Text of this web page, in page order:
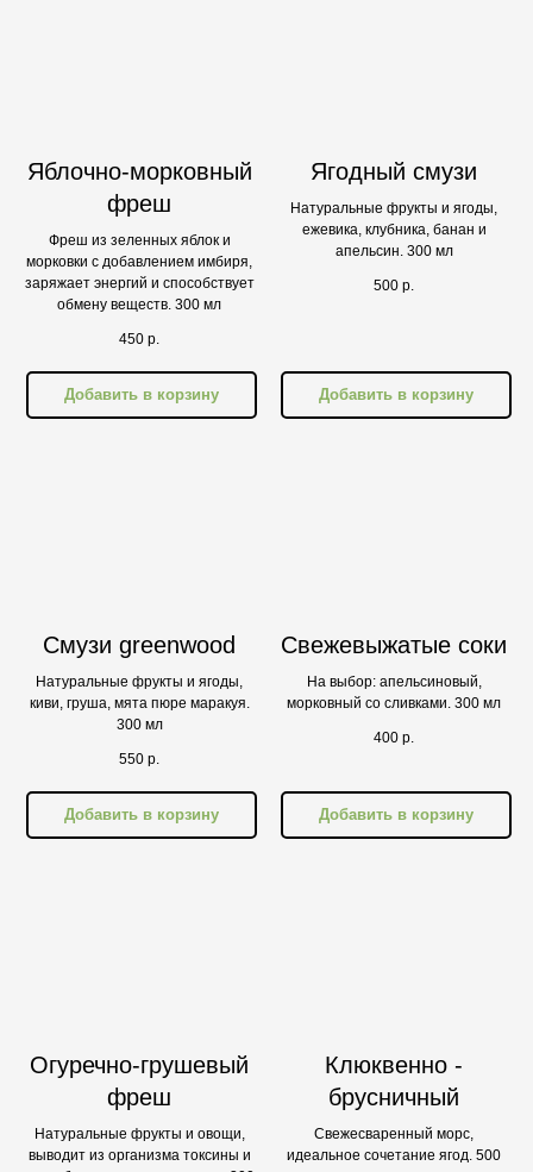
Яблочно-морковный
фреш
Фреш из зеленных яблок и
морковки с добавлением имбиря,
заряжает энергий и способствует
обмену веществ. 300 мл
450 р.
Добавить в корзину
Ягодный смузи
Натуральные фрукты и ягоды,
ежевика, клубника, банан и
апельсин. 300 мл
500 р.
Добавить в корзину
Смузи greenwood
Натуральные фрукты и ягоды,
киви, груша, мята пюре маракуя.
300 мл
550 р.
Добавить в корзину
Свежевыжатые соки
На выбор: апельсиновый,
морковный со сливками. 300 мл
400 р.
Добавить в корзину
Огуречно-грушевый
фреш
Натуральные фрукты и овощи,
выводит из организма токсины и
Клюквенно -
брусничный
Свежесваренный морс,
идеальное сочетание ягод. 500